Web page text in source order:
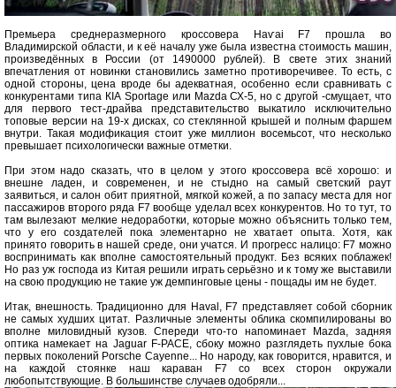
Премьера среднеразмерного кроссовера Наѵаі F7 прошла во
Владимирской области, и к её началу уже была известна стоимость машин,
произведённых в России (от 1490000 рублей). В свете этих знаний
впечатления от новинки становились заметно противоречивее. То есть, с
одной стороны, цена вроде бы адекватная, особенно если сравнивать с
конкурентами типа КІА Sportage или Mazda СХ-5, но с другой -смущает, что
для первого тест-драйва представительство выкатило исключительно
топовые версии на 19-х дисках, со стеклянной крышей и полным фаршем
внутри. Такая модификация стоит уже миллион восемьсот, что несколько
превышает психологически важные отметки.
При этом надо сказать, что в целом у этого кроссовера всё хорошо: и
внешне ладен, и современен, и не стыдно на самый светский раут
заявиться, и салон обит приятной, мягкой кожей, а по запасу места для ног
пассажиров второго ряда F7 вообще уделал всех конкурентов. Но то тут, то
там вылезают мелкие недоработки, которые можно объяснить только тем,
что у его создателей пока элементарно не хватает опыта. Хотя, как
принято говорить в нашей среде, они учатся. И прогресс налицо: F7 можно
воспринимать как вполне самостоятельный продукт. Без всяких поблажек!
Но раз уж господа из Китая решили играть серьёзно и к тому же выставили
на свою продукцию не такие уж демпинговые цены - пощады им не будет.
Итак, внешность. Традиционно для Haval, F7 представляет собой сборник
не самых худших цитат. Различные элементы облика скомпилированы во
вполне миловидный кузов. Спереди что-то напоминает Mazda, задняя
оптика намекает на Jaguar F-PACE, сбоку можно разглядеть пухлые бока
первых поколений Porsche Cayenne... Но народу, как говорится, нравится, и
на каждой стоянке наш караван F7 со всех сторон окружали
любопытствующие. В большинстве случаев одобряли...